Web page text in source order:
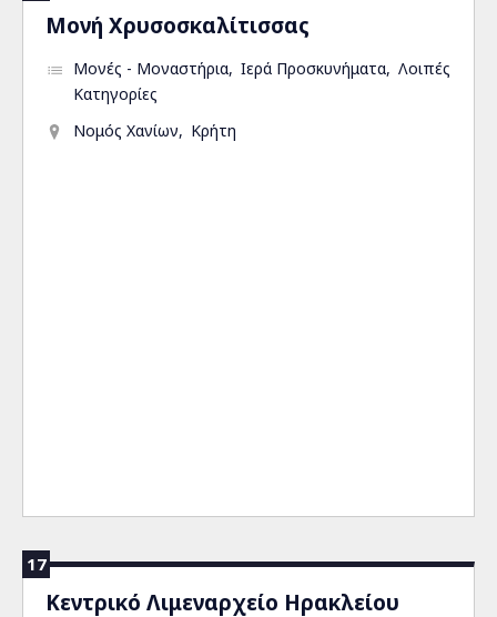
Μονή Χρυσοσκαλίτισσας
Μονές - Μοναστήρια Ιερά Προσκυνήματα Λοιπές
Κατηγορίες
Νομός Χανίων
Κρήτη
17
Κεντρικό Λιμεναρχείο Ηρακλείου